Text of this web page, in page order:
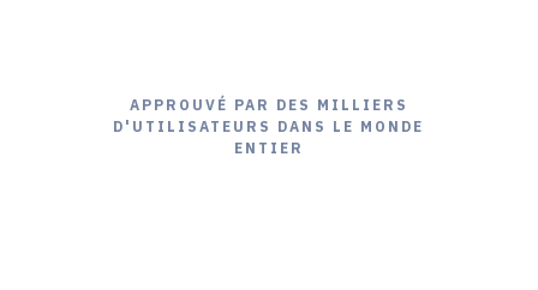
APPROUVÉ PAR DES MILLIERS
D'UTILISATEURS DANS LE MONDE
ENTIER